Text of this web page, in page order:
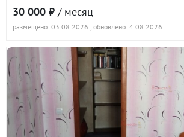
30 000 ₽ / месяц
размещено: 03.08.2026 , обновлено: 4.08.2026